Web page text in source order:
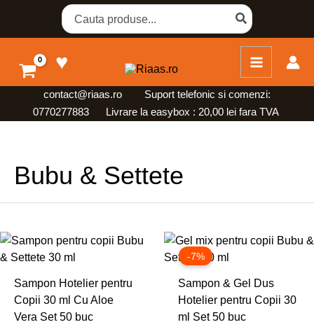
content
Search
for:
♥
contact@riaas.ro
Suport telefonic si comenzi:
0770277883 Livrare la easybox : 20,00 lei fara TVA
Bubu & Settete
Sampon Hotelier pentru
Copii 30 ml Cu Aloe
Vera Set 50 buc
-7%
Sampon & Gel Dus
Hotelier pentru Copii 30
ml Set 50 buc
Prețul
inițial
a
fost:
105,00 lei.
Prețul
curent